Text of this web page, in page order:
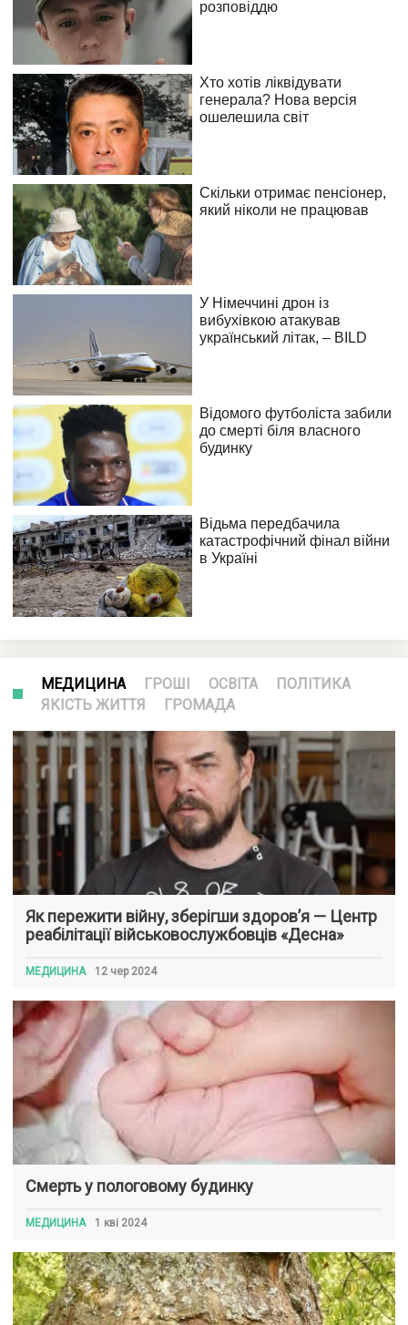
МЕДИЦИНА ГРОШІ ОСВІТА
ПОЛІТИКА
ЯКІСТЬ ЖИТТЯ
ГРОМАДА
Як пережити війну, зберігши здоров’я — Центр
реабілітації військовослужбовців «Десна»
МЕДИЦИНА 12 чер 2024
Смерть у пологовому будинку
МЕДИЦИНА 1 кві 2024